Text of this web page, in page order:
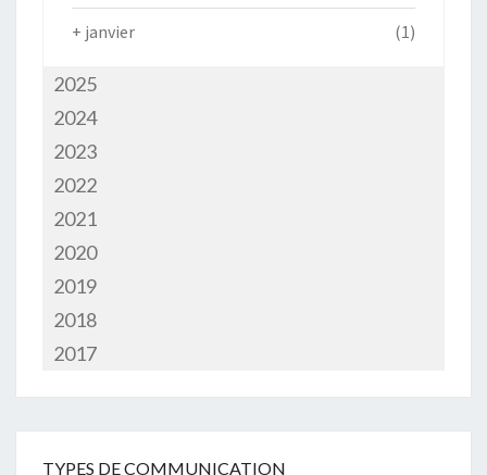
+ janvier (1)
2025
2024
2023
2022
2021
2020
2019
2018
2017
TYPES DE COMMUNICATION